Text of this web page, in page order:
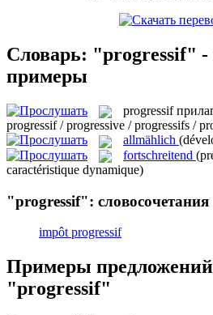
Словарь: "progressif" -
примеры
progressif
progressif / progressive / progressifs /
allmählich
fortschreitend
caractéristique dynamique)
"progressif": словосочетания
impôt progressif
Примеры предложений
"progressif"